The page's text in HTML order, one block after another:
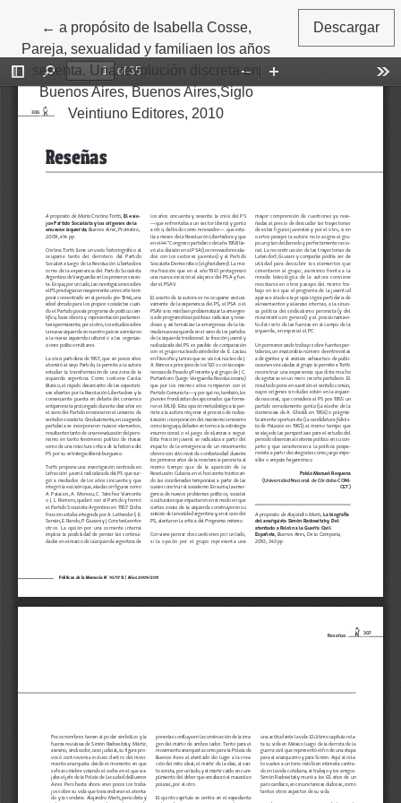
← Volver a los detalles del artículo
a propósito de Isabella Cosse,
Pareja, sexualidad y familiaen los años
sesenta. Una revolución discreta en
Buenos Aires, Buenos Aires,Siglo
Veintiuno Editores, 2010
Descargar